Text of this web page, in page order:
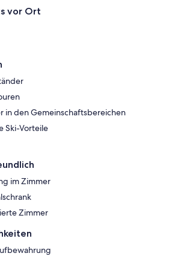
vor Ort
in den Gemeinschaftsbereichen
Ski-Vorteile
im Zimmer
Zimmer